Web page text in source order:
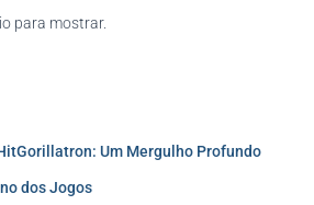
para mostrar.
Um Mergulho Profundo
dos Jogos